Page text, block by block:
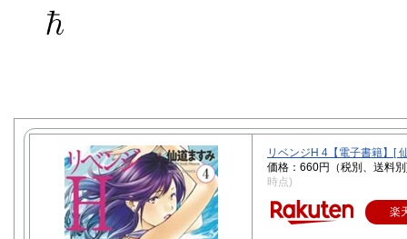
リベンジH 4【電子書籍】[
価格：660円（税別、送料
時点)
楽